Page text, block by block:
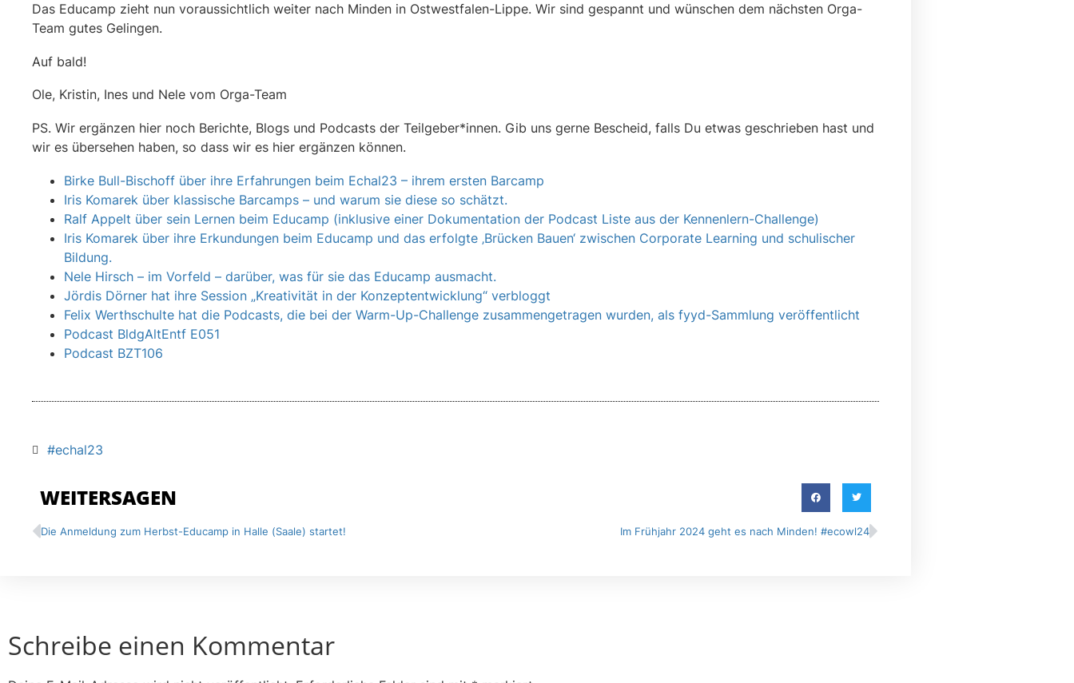
Das Educamp zieht nun voraussichtlich weiter nach Minden in Ostwestfalen-Lippe. Wir sind gespannt und wünschen dem nächsten Orga-
Team gutes Gelingen.
Auf bald!
Ole, Kristin, Ines und Nele vom Orga-Team
PS. Wir ergänzen hier noch Berichte, Blogs und Podcasts der Teilgeber*innen. Gib uns gerne Bescheid, falls Du etwas geschrieben hast und
wir es übersehen haben, so dass wir es hier ergänzen können.
Birke Bull-Bischoff über ihre Erfahrungen beim Echal23 – ihrem ersten Barcamp
Iris Komarek über klassische Barcamps – und warum sie diese so schätzt.
Ralf Appelt über sein Lernen beim Educamp (inklusive einer Dokumentation der Podcast Liste aus der Kennenlern-Challenge)
Iris Komarek über ihre Erkundungen beim Educamp und das erfolgte ‚Brücken Bauen‘ zwischen Corporate Learning und schulischer
Bildung.
Nele Hirsch – im Vorfeld – darüber, was für sie das Educamp ausmacht.
Jördis Dörner hat ihre Session „Kreativität in der Konzeptentwicklung“ verbloggt
Felix Werthschulte hat die Podcasts, die bei der Warm-Up-Challenge zusammengetragen wurden, als fyyd-Sammlung veröffentlicht
Podcast BldgAltEntf E051
Podcast BZT106
#echal23
WEITERSAGEN
Die Anmeldung zum Herbst-Educamp in Halle (Saale) startet! Im Frühjahr 2024 geht es nach Minden! #ecowl24
Schreibe einen Kommentar